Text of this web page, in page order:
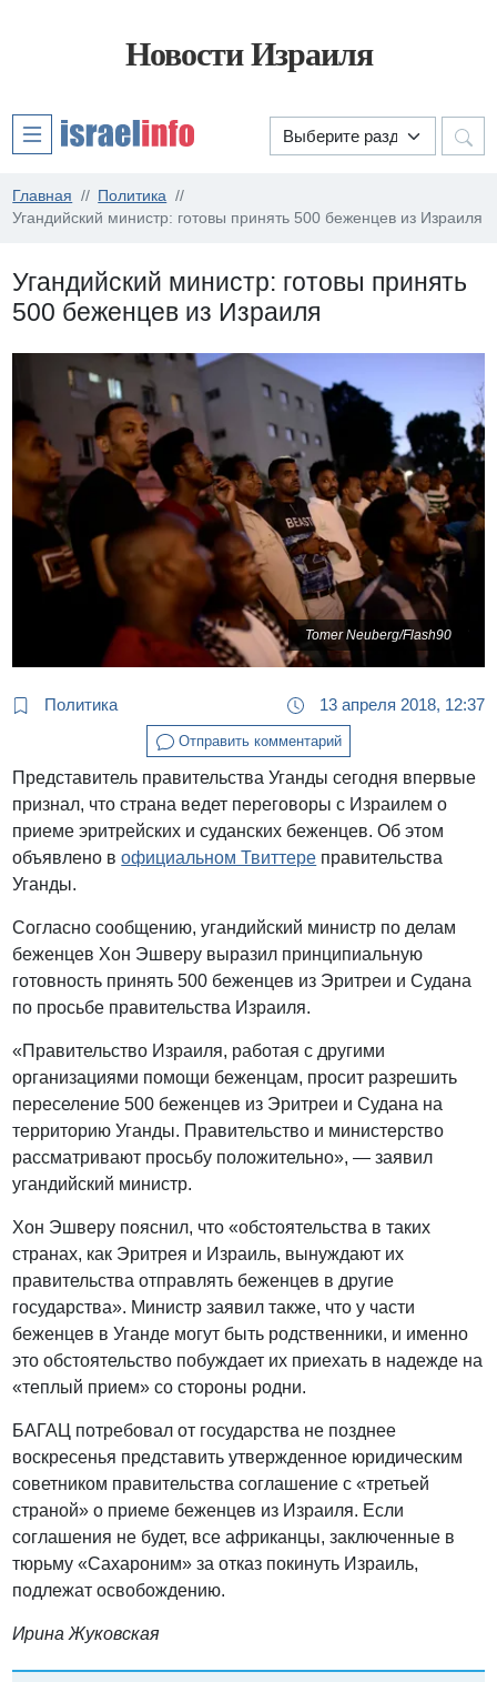
Новости Израиля
Главная
Политика
Угандийский министр: готовы принять 500 беженцев из Израиля
Угандийский министр: готовы принять
500 беженцев из Израиля
Tomer Neuberg/Flash90
Политика 13 апреля 2018, 12:37
Отправить комментарий
Представитель правительства Уганды сегодня впервые
признал, что страна ведет переговоры с Израилем о
приеме эритрейских и суданских беженцев. Об этом
объявлено вофициальном Твиттере правительства
Уганды.
Согласно сообщению, угандийский министр по делам
беженцев Хон Эшверу выразил принципиальную
готовность принять 500 беженцев из Эритреи и Судана
по просьбе правительства Израиля.
«Правительство Израиля, работая с другими
организациями помощи беженцам, просит разрешить
переселение 500 беженцев из Эритреи и Судана на
территорию Уганды. Правительство и министерство
рассматривают просьбу положительно», — заявил
угандийский министр.
Хон Эшверу пояснил, что «обстоятельства в таких
странах, как Эритрея и Израиль, вынуждают их
правительства отправлять беженцев в другие
государства». Министр заявил также, что у части
беженцев в Уганде могут быть родственники, и именно
это обстоятельство побуждает их приехать в надежде на
«теплый прием» со стороны родни.
БАГАЦ потребовал от государства не позднее
воскресенья представить утвержденное юридическим
советником правительства соглашение с «третьей
страной» о приеме беженцев из Израиля. Если
соглашения не будет, все африканцы, заключенные в
тюрьму «Сахароним» за отказ покинуть Израиль,
подлежат освобождению.
Ирина Жуковская